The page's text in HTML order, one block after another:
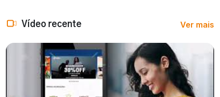
Vídeo recente Ver mais